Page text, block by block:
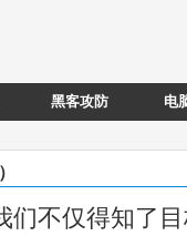
黑客攻防 电
们不仅得知了